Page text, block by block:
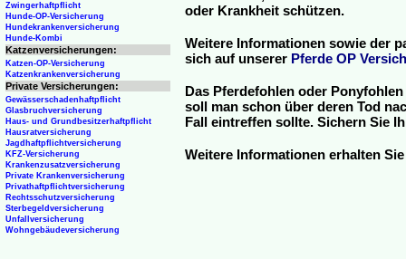
oder Krankheit schützen.
Weitere Informationen sowie der
sich auf unserer Pferde OP
Das Pferdefohlen oder
soll man schon über deren Tod
Fall eintreffen sollte. Sichern Sie
Weitere Informationen erhalten
Zwingerhaftpflicht
Hunde-OP-Versicherung
Hundekrankenversicherung
Hunde-Kombi
Katzenversicherungen:
Katzen-OP-Versicherung
Katzenkrankenversicherung
Private Versicherungen:
Gewässerschadenhaftpflicht
Glasbruchversicherung
Haus- und Grundbesitzerhaftpflicht
Hausratversicherung
Jagdhaftpflichtversicherung
KFZ-Versicherung
Krankenzusatzversicherung
Private Krankenversicherung
Privathaftpflichtversicherung
Rechtsschutzversicherung
Sterbegeldversicherung
Unfallversicherung
Wohngebäudeversicherung